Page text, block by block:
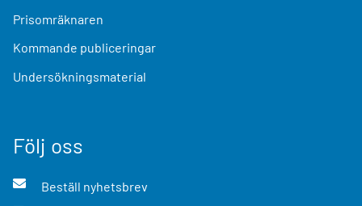
Prisomräknaren
Kommande publiceringar
Undersökningsmaterial
Följ oss
Beställ nyhetsbrev